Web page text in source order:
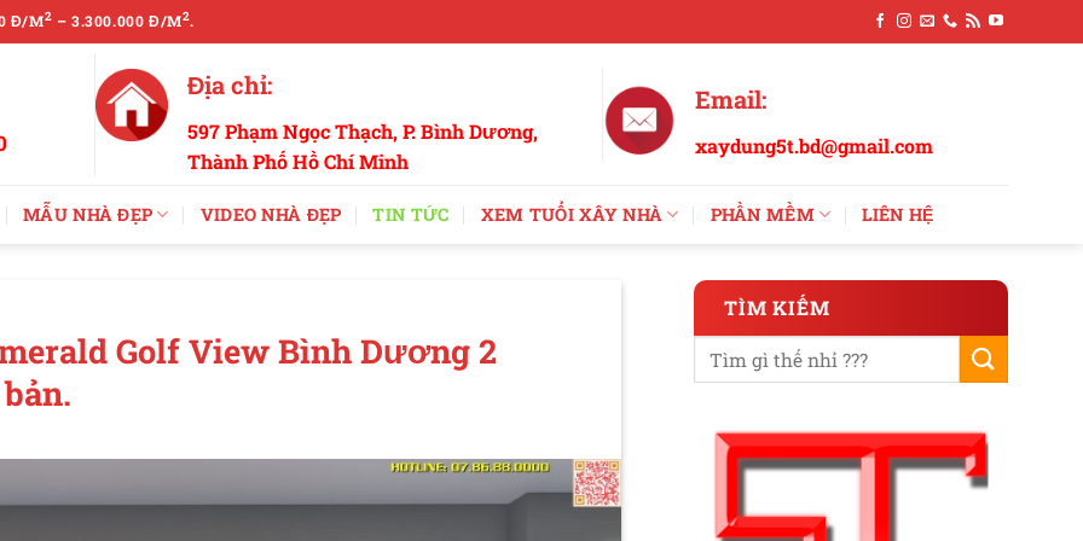
Đ/M2 – 3.300.000 Đ/M2.
Địa chỉ:
597 Phạm Ngọc Thạch, P. Bình Dương,
Thành Phố Hồ Chí Minh
Email:
xaydung5t.bd@gmail.com
MẪU NHÀ ĐẸP VIDEO NHÀ ĐẸP TIN TỨC XEM TUỔI XÂY NHÀ PHẦN MỀM LIÊN HỆ
Golf View Bình Dương 2
TÌM KIẾM